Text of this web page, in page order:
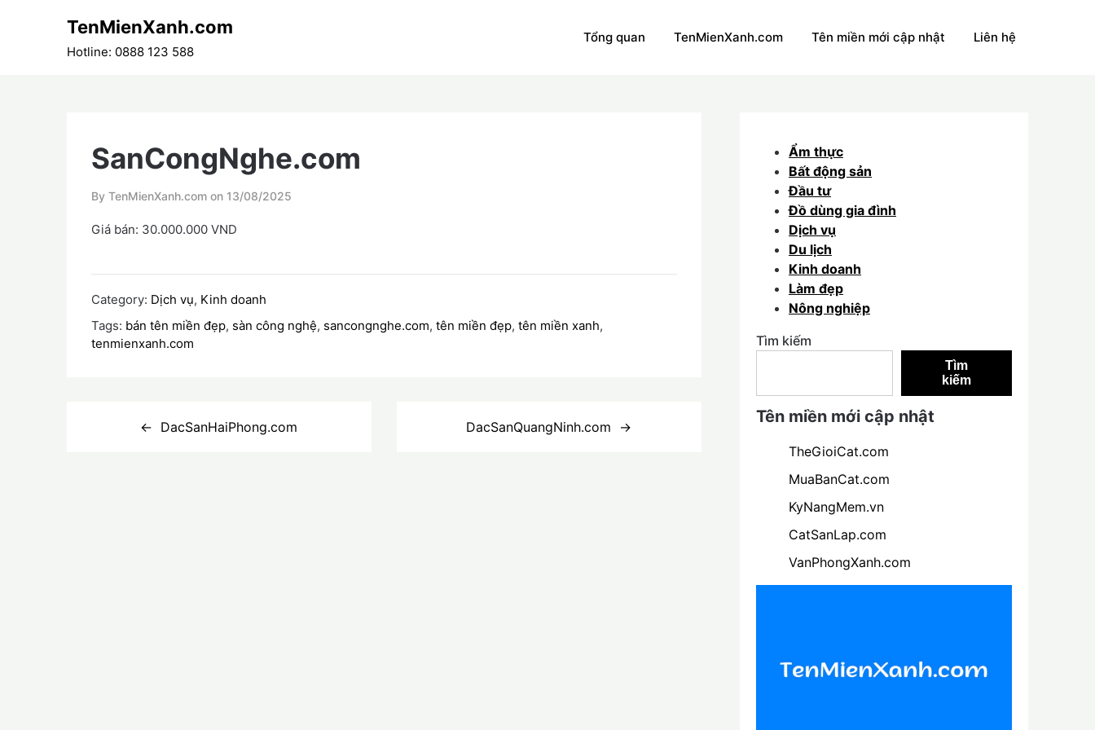
TenMienXanh.com
Hotline: 0888 123 588
Tổng quan TenMienXanh.com Tên miền mới cập nhật Liên hệ
SanCongNghe.com
By TenMienXanh.com on 13/08/2025
Giá bán: 30.000.000 VND
Category: Dịch vụ, Kinh doanh
Tags: bán tên miền đẹp, sàn công nghệ, sancongnghe.com, tên miền đẹp, tên miền xanh,
tenmienxanh.com
DacSanHaiPhong.com DacSanQuangNinh.com
Ẩm thực
Bất động sản
Đầu tư
Đồ dùng gia đình
Dịch vụ
Du lịch
Kinh doanh
Làm đẹp
Nông nghiệp
Tìm kiếm
Tìm
kiếm
Tên miền mới cập nhật
TheGioiCat.com
MuaBanCat.com
KyNangMem.vn
CatSanLap.com
VanPhongXanh.com